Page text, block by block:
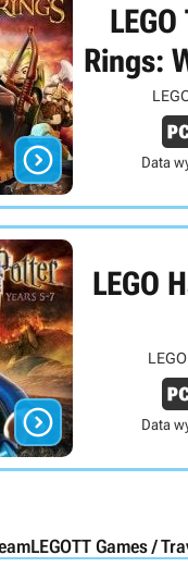

Rings:
Data

LEGO
Data
LEGOTT Games /